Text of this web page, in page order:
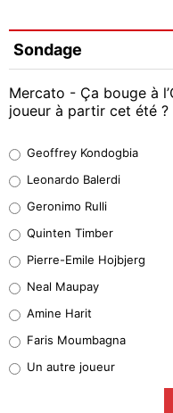
Sondage
Mercato - Ça bouge à
joueur à partir cet été ?
38%
32%
5%
1%
9%
Geoffrey Kondogbia
Leonardo Balerdi
Geronimo Rulli
Quinten Timber
Pierre-Emile Hojbjerg
Neal Maupay
Amine Harit
Faris Moumbagna
Un autre joueur